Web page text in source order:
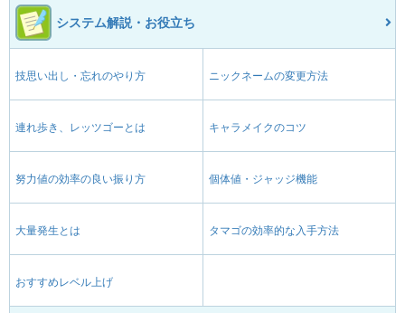
システム解説・お役立ち
技思い出し・忘れのやり方 ニックネームの変更方法
連れ歩き、レッツゴーとは キャラメイクのコツ
努力値の効率の良い振り方 個体値・ジャッジ機能
大量発生とは タマゴの効率的な入手方法
おすすめレベル上げ